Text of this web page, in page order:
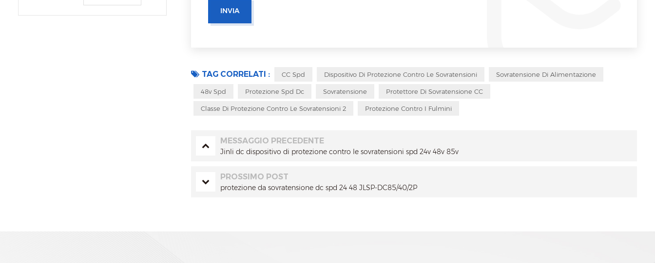
TAG CORRELATI : CC Spd Dispositivo Di Protezione Contro Le Sovratensioni Sovratensione Di Alimentazione
48v Spd Protezione Spd Dc Sovratensione Protettore Di Sovratensione CC
Classe Di Protezione Contro Le Sovratensioni 2 Protezione Contro I Fulmini
MESSAGGIO PRECEDENTE
Jinli dc dispositivo di protezione contro le sovratensioni spd 24v 48v 85v
PROSSIMO POST
protezione da sovratensione dc spd 24 48 JLSP-DC85/40/2P